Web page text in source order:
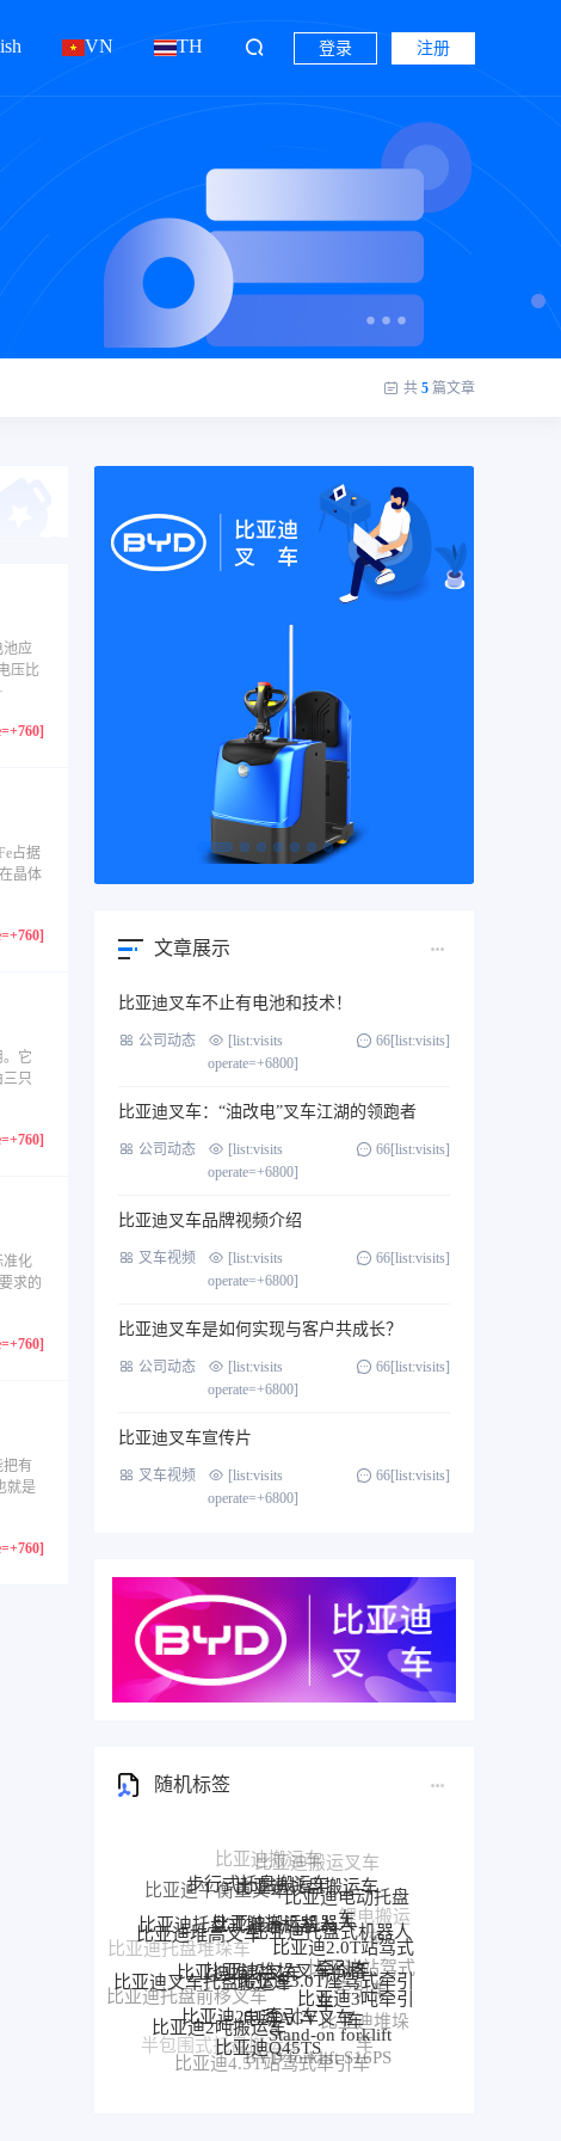
VN TH 登录 注册
共 5 篇文章
池应
压比
占据
晶体
它
只
准化
求的
有
就是
文章展示
比亚迪叉车不止有电池和技术！
公司动态
[list:visits
operate=+6800]
66[list:visits]
比亚迪叉车：“油改电”叉车江湖的领跑者
公司动态
[list:visits
operate=+6800]
66[list:visits]
比亚迪叉车品牌视频介绍
叉车视频
[list:visits
operate=+6800]
66[list:visits]
比亚迪叉车是如何实现与客户共成长？
公司动态
[list:visits
operate=+6800]
66[list:visits]
比亚迪叉车宣传片
叉车视频
[list:visits
operate=+6800]
66[list:visits]
随机标签
步行式托盘搬运车
比亚迪托盘搬运车
比亚迪电动托盘
车
比亚迪托盘堆垛车
比亚迪堆高叉车
比亚迪托盘式搬运机器人
比亚迪搬运机器人
比亚迪托盘式机器人
比亚迪2.0T站驾式
牵引车
比亚迪站驾式
牵引车
比亚迪牵
引车
比亚迪前移叉车
比亚迪托盘前移叉车
比亚迪叉车托盘搬运车
比亚迪堆垛叉车
比亚迪堆垛叉车价格
比亚迪3.0T座驾式牵引
车
比亚迪3吨牵引
车
比亚迪堆垛
车
比亚迪P30S
比亚迪站驾式托盘搬运车
比亚迪仓储叉车
半包围式托盘搬运车
比亚迪2吨搬运车
比亚迪25T牵引车
电动AGV叉车
Stand-on forklift
BYD forklift S16PS
比亚迪4.5T站驾式牵引车
比亚迪Q45TS